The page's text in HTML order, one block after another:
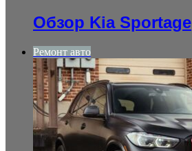
Обзор Kia Sportage
Ремонт авто